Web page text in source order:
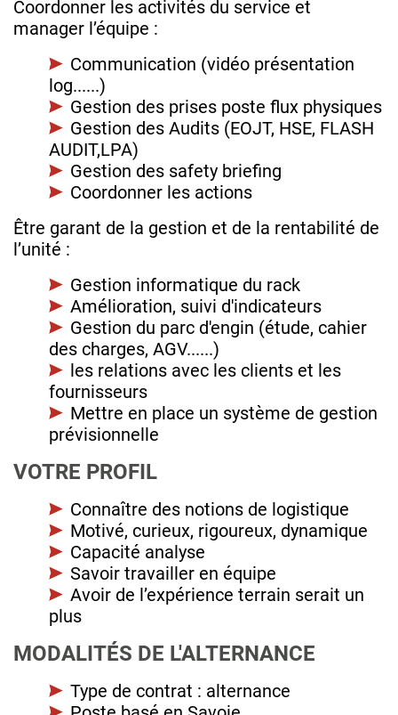
Coordonner les activités du service et
manager l’équipe :
Communication (vidéo présentation
log......)
Gestion des prises poste flux physiques
Gestion des Audits (EOJT, HSE, FLASH
AUDIT,LPA)
Gestion des safety briefing
Coordonner les actions
Être garant de la gestion et de la rentabilité de
l’unité :
Gestion informatique du rack
Amélioration, suivi d'indicateurs
Gestion du parc d'engin (étude, cahier
des charges, AGV......)
les relations avec les clients et les
fournisseurs
Mettre en place un système de gestion
prévisionnelle
VOTRE PROFIL
Connaître des notions de logistique
Motivé, curieux, rigoureux, dynamique
Capacité analyse
Savoir travailler en équipe
Avoir de l’expérience terrain serait un
plus
MODALITÉS DE L'ALTERNANCE
Type de contrat : alternance